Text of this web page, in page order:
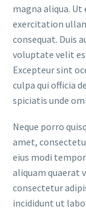
magna aliqua.
exercitation
consequat. Duis
voluptate velit
Excepteur sint
culpa qui officia
spiciatis unde
Neque porro
amet,
eius modi
aliquam quaerat
consectetur
incididunt ut